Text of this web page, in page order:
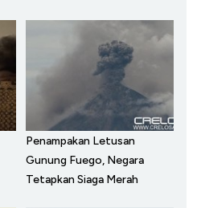
Penampakan Letusan
Gunung Fuego, Negara
Tetapkan Siaga Merah